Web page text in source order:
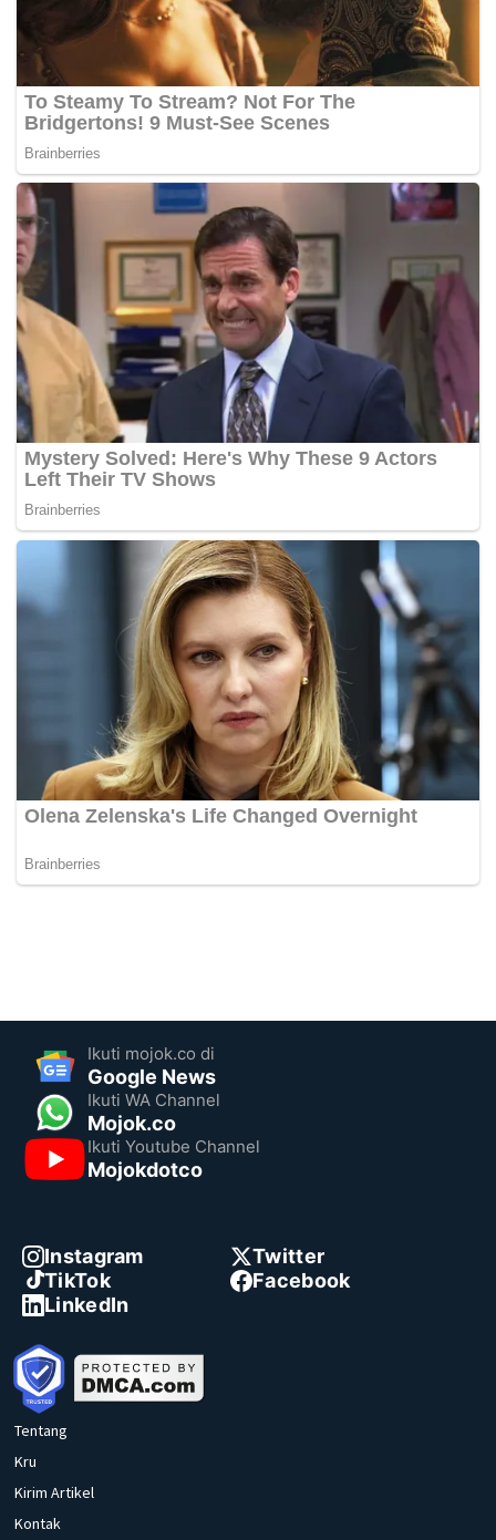
Ikuti mojok.co di
Google News
Ikuti WA Channel
Mojok.co
Ikuti Youtube Channel
Mojokdotco
Instagram
Twitter
TikTok
Facebook
LinkedIn
Tentang
Kru
Kirim Artikel
Kontak